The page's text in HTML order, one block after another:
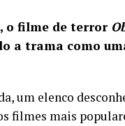
o filme de terror
a trama como
um elenco
filmes mais